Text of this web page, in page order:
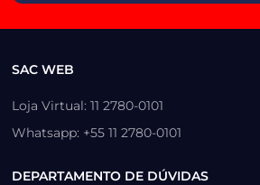
SAC WEB
Loja Virtual: 11 2780-0101
Whatsapp: +55 11 2780-0101
DEPARTAMENTO DE DÚVIDAS